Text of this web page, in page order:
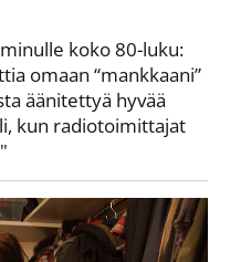
koko 80-luku:
omaan “mankkaani”
äänitettyä hyvää
kun radiotoimittajat